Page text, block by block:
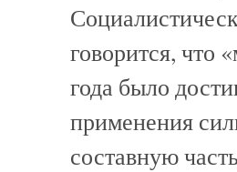
говорится, что
года было
применения
составную